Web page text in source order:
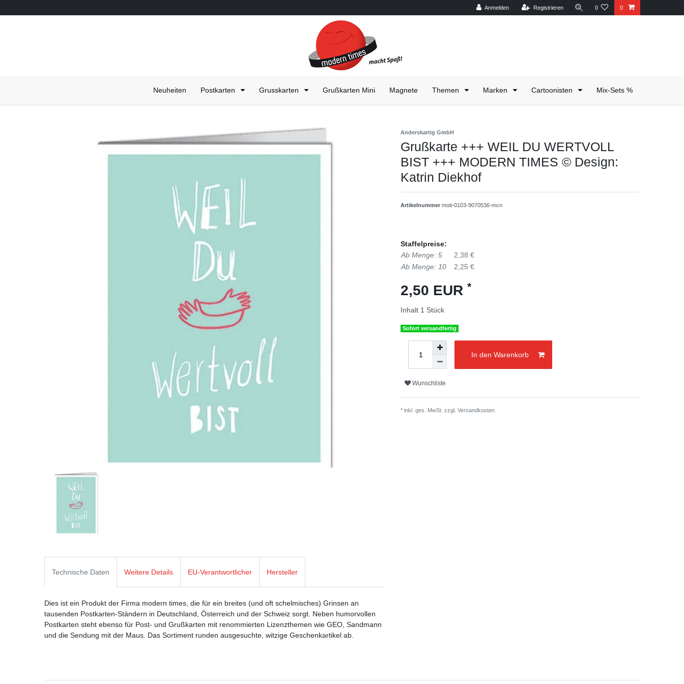
Anmelden Registrieren 0 0
Neuheiten Postkarten Grusskarten Grußkarten Mini Magnete Themen Marken Cartoonisten Mix-Sets %
Anderskartig GmbH
Grußkarte +++ WEIL DU WERTVOLL
BIST +++ MODERN TIMES © Design:
Katrin Diekhof
Artikelnummer moti-0103-9070536-mcn
Staffelpreise:
Ab Menge: 5
2,38 €
Ab Menge: 10
2,25 €
2,50 EUR *
Inhalt 1 Stück
Sofort versandfertig
In den Warenkorb
Wunschliste
* inkl. ges. MwSt. zzgl. Versandkosten
Technische Daten Weitere Details EU-Verantwortlicher Hersteller
Dies ist ein Produkt der Firma modern times, die für ein breites (und oft schelmisches) Grinsen an
tausenden Postkarten-Ständern in Deutschland, Österreich und der Schweiz sorgt. Neben humorvollen
Postkarten steht ebenso für Post- und Grußkarten mit renommierten Lizenzthemen wie GEO, Sandmann
und die Sendung mit der Maus. Das Sortiment runden ausgesuchte, witzige Geschenkartikel ab.